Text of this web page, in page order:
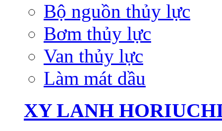
Bộ nguồn thủy lực
Bơm thủy lực
Van thủy lực
Làm mát dầu
XY LANH